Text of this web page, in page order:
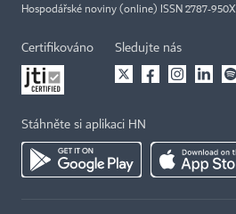
Hospodářské noviny (online) ISSN 2787-950X
Certifikováno Sledujte nás
Stáhněte si aplikaci HN